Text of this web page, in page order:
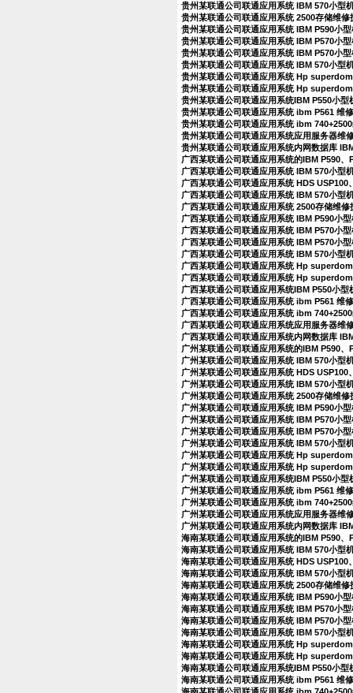
贵州某联通公司联通应用系统 IBM 570小型
贵州某联通公司联通应用系统 2500存储维修
贵州某联通公司联通应用系统 IBM P590小
贵州某联通公司联通应用系统 IBM P570小
贵州某联通公司联通应用系统 IBM P570小
贵州某联通公司联通应用系统 IBM 570小型
贵州某联通公司联通应用系统 Hp
贵州某联通公司联通应用系统 Hp
贵州某联通公司联通应用系统IBM P550小型
贵州某联通公司联通应用系统 ibm P561 维
贵州某联通公司联通应用系统 ibm
贵州某联通公司联通应用系统应用服务器维
贵州某联通公司联通应用系统内网数据库
广西某联通公司联通应用系统的IBM P590
广西某联通公司联通应用系统 IBM 570小型
广西某联通公司联通应用系统 HDS
广西某联通公司联通应用系统 IBM 570小型
广西某联通公司联通应用系统 2500存储维修
广西某联通公司联通应用系统 IBM P590小
广西某联通公司联通应用系统 IBM P570小
广西某联通公司联通应用系统 IBM P570小
广西某联通公司联通应用系统 IBM 570小型
广西某联通公司联通应用系统 Hp
广西某联通公司联通应用系统 Hp
广西某联通公司联通应用系统IBM P550小型
广西某联通公司联通应用系统 ibm P561 维
广西某联通公司联通应用系统 ibm
广西某联通公司联通应用系统应用服务器维
广西某联通公司联通应用系统内网数据库
广州某联通公司联通应用系统的IBM P590
广州某联通公司联通应用系统 IBM 570小型
广州某联通公司联通应用系统 HDS
广州某联通公司联通应用系统 IBM 570小型
广州某联通公司联通应用系统 2500存储维修
广州某联通公司联通应用系统 IBM P590小
广州某联通公司联通应用系统 IBM P570小
广州某联通公司联通应用系统 IBM P570小
广州某联通公司联通应用系统 IBM 570小型
广州某联通公司联通应用系统 Hp
广州某联通公司联通应用系统 Hp
广州某联通公司联通应用系统IBM P550小型
广州某联通公司联通应用系统 ibm P561 维
广州某联通公司联通应用系统 ibm
广州某联通公司联通应用系统应用服务器维
广州某联通公司联通应用系统内网数据库
海南某联通公司联通应用系统的IBM P590
海南某联通公司联通应用系统 IBM 570小型
海南某联通公司联通应用系统 HDS
海南某联通公司联通应用系统 IBM 570小型
海南某联通公司联通应用系统 2500存储维修
海南某联通公司联通应用系统 IBM P590小
海南某联通公司联通应用系统 IBM P570小
海南某联通公司联通应用系统 IBM P570小
海南某联通公司联通应用系统 IBM 570小型
海南某联通公司联通应用系统 Hp
海南某联通公司联通应用系统 Hp
海南某联通公司联通应用系统IBM P550小型
海南某联通公司联通应用系统 ibm P561 维